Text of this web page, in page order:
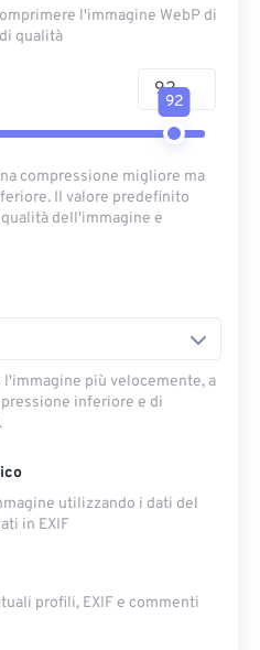
l'immagine WebP di
qualità
92
compressione migliore ma
Il valore predefinito
dell'immagine e
più velocemente, a
inferiore e di
utilizzando i dati del
in EXIF
profili, EXIF ​​e commenti